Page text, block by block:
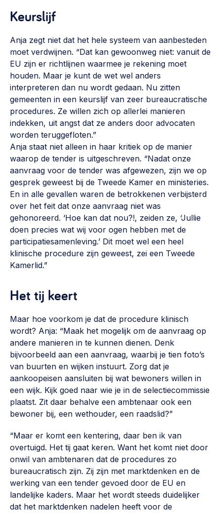
Keurslijf
Anja zegt niet dat het hele systeem van aanbesteden
moet verdwijnen. “Dat kan gewoonweg niet: vanuit de
EU zijn er richtlijnen waarmee je rekening moet
houden. Maar je kunt de wet wel anders
interpreteren dan nu wordt gedaan. Nu zitten
gemeenten in een keurslijf van zeer bureaucratische
procedures. Ze willen zich op allerlei manieren
indekken, uit angst dat ze anders door advocaten
worden teruggefloten.”
Anja staat niet alleen in haar kritiek op de manier
waarop de tender is uitgeschreven. “Nadat onze
aanvraag voor de tender was afgewezen, zijn we op
gesprek geweest bij de Tweede Kamer en ministeries.
En in alle gevallen waren de betrokkenen verbijsterd
over het feit dat onze aanvraag niet was
gehonoreerd. ‘Hoe kan dat nou?!, zeiden ze, ‘Jullie
doen precies wat wij voor ogen hebben met de
participatiesamenleving.’ Dit moet wel een heel
klinische procedure zijn geweest, zei een Tweede
Kamerlid.”
Het tij keert
Maar hoe voorkom je dat de procedure klinisch
wordt? Anja: “Maak het mogelijk om de aanvraag op
andere manieren in te kunnen dienen. Denk
bijvoorbeeld aan een aanvraag, waarbij je tien foto’s
van buurten en wijken instuurt. Zorg dat je
aankoopeisen aansluiten bij wat bewoners willen in
een wijk. Kijk goed naar wie je in de selectiecommissie
plaatst. Zit daar behalve een ambtenaar ook een
bewoner bij, een wethouder, een raadslid?”
“Maar er komt een kentering, daar ben ik van
overtuigd. Het tij gaat keren. Want het komt niet door
onwil van ambtenaren dat de procedures zo
bureaucratisch zijn. Zij zijn met marktdenken en de
werking van een tender gevoed door de EU en
landelijke kaders. Maar het wordt steeds duidelijker
dat het marktdenken nadelen heeft voor de